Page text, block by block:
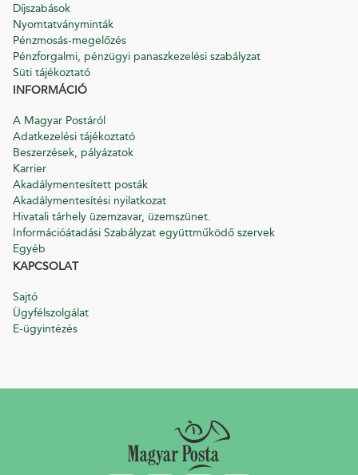
Díjszabások
Nyomtatványminták
Pénzmosás-megelőzés
Pénzforgalmi, pénzügyi panaszkezelési szabályzat
Süti tájékoztató
INFORMÁCIÓ
A Magyar Postáról
Adatkezelési tájékoztató
Beszerzések, pályázatok
Karrier
Akadálymentesített posták
Akadálymentesítési nyilatkozat
Hivatali tárhely üzemzavar, üzemszünet.
Információátadási Szabályzat együttműködő szervek
Egyéb
KAPCSOLAT
Sajtó
Ügyfélszolgálat
E-ügyintézés